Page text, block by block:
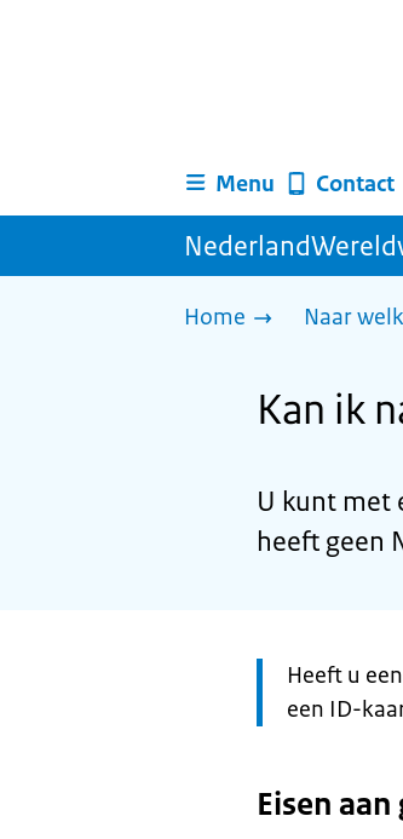
Menu Contact
Home Naar
Kan ik
U kunt met
heeft geen
Let
op:
Heeft u
een ID-
Eisen